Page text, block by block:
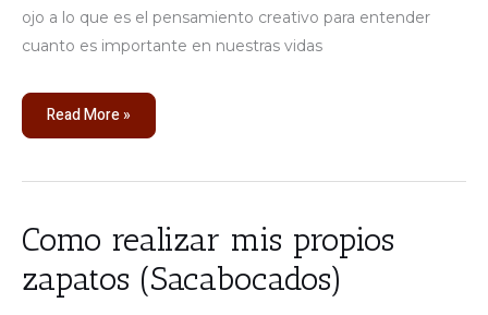
ojo a lo que es el pensamiento creativo para entender
cuanto es importante en nuestras vidas
Read More »
Como realizar mis propios
zapatos (Sacabocados)
realizar
mis
propios
zapatos
(Sacabocados)